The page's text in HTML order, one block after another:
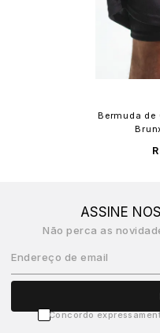
Bermuda de
ASSINE
Não perca as
Endereço de email
Concordo